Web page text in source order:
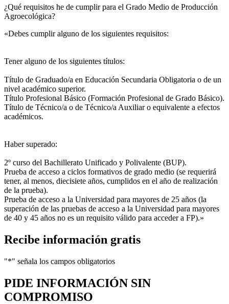
¿Qué requisitos he de cumplir para el Grado Medio de Producción
Agroecológica?
«Debes cumplir alguno de los siguientes requisitos:
Tener alguno de los siguientes títulos:
Título de Graduado/a en Educación Secundaria Obligatoria o de un
nivel académico superior.
Título Profesional Básico (Formación Profesional de Grado Básico).
Título de Técnico/a o de Técnico/a Auxiliar o equivalente a efectos
académicos.
Haber superado:
2º curso del Bachillerato Unificado y Polivalente (BUP).
Prueba de acceso a ciclos formativos de grado medio (se requerirá
tener, al menos, diecisiete años, cumplidos en el año de realización
de la prueba).
Prueba de acceso a la Universidad para mayores de 25 años (la
superación de las pruebas de acceso a la Universidad para mayores
de 40 y 45 años no es un requisito válido para acceder a FP).»
Recibe información gratis
"*" señala los campos obligatorios
PIDE INFORMACIÓN SIN
COMPROMISO